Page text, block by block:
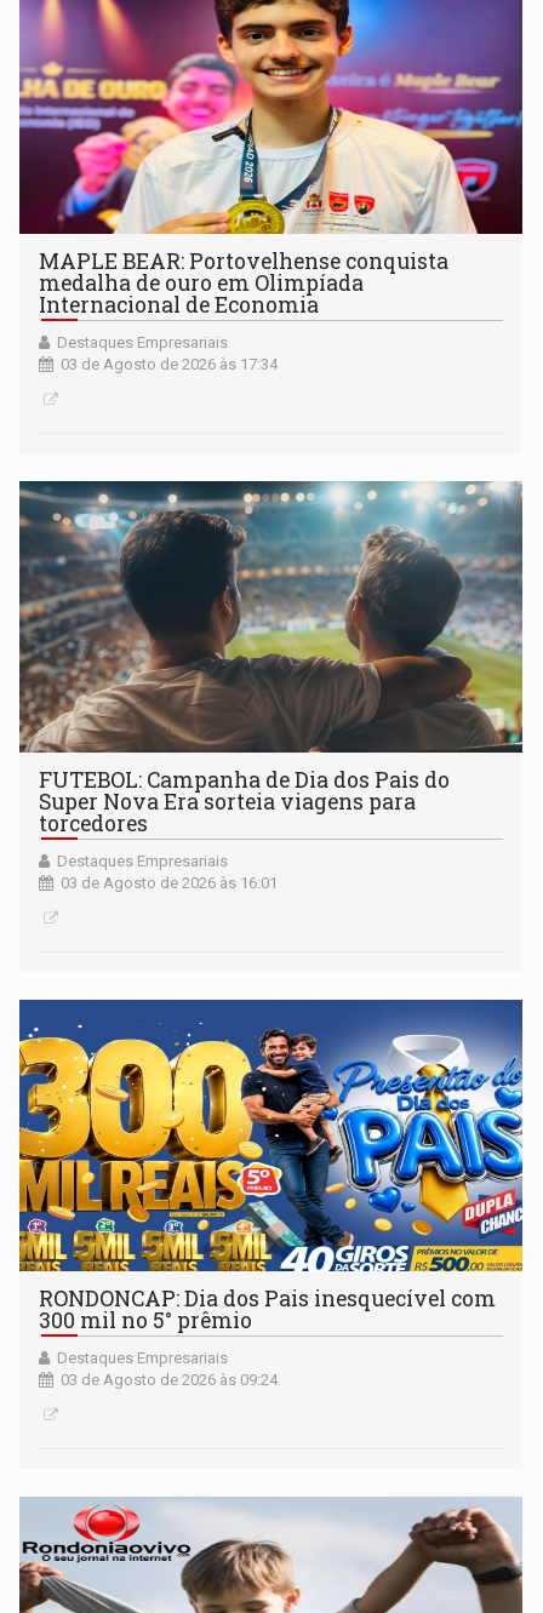
MAPLE BEAR: Portovelhense conquista
medalha de ouro em Olimpíada
Internacional de Economia
Destaques Empresariais
03 de Agosto de 2026 às 17:34
FUTEBOL: Campanha de Dia dos Pais do
Super Nova Era sorteia viagens para
torcedores
Destaques Empresariais
03 de Agosto de 2026 às 16:01
RONDONCAP: Dia dos Pais inesquecível com
300 mil no 5° prêmio
Destaques Empresariais
03 de Agosto de 2026 às 09:24